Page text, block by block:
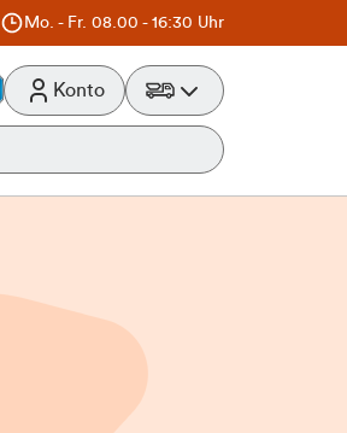
Mo. - Fr. 08.00 - 16:30 Uhr
Konto